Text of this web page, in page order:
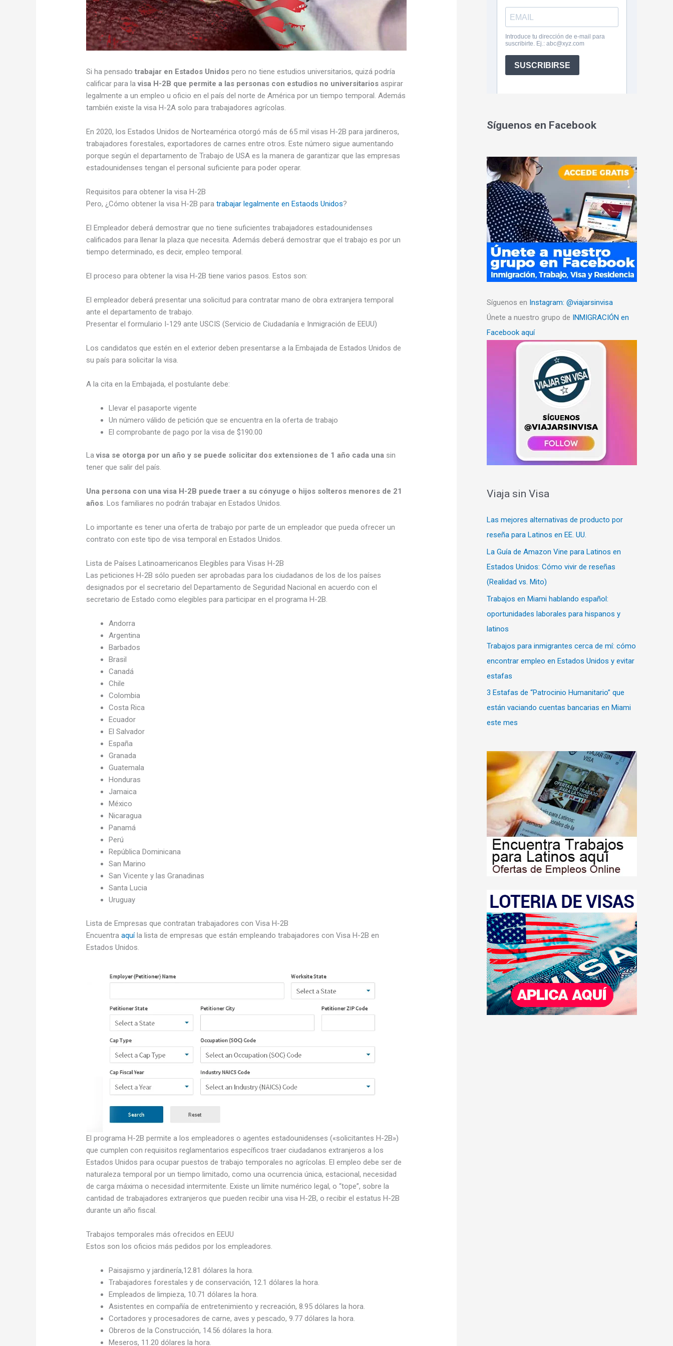
Si ha pensado trabajar en Estados Unidos pero no tiene estudios universitarios, quizá podría
calificar para lavisa H-2B que permite a las personas con estudios no universitarios aspirar
legalmente a un empleo u oficio en el país del norte de América por un tiempo temporal. Además
también existe la visa H-2A solo para trabajadores agrícolas.
En 2020, los Estados Unidos de Norteamérica otorgó más de 65 mil visas H-2B para jardineros,
trabajadores forestales, exportadores de carnes entre otros. Este número sigue aumentando
porque según el departamento de Trabajo de USA es la manera de garantizar que las empresas
estadounidenses tengan el personal suficiente para poder operar.
Requisitos para obtener la visa H-2B
Pero, ¿Cómo obtener la visa H-2B paratrabajar legalmente en Estaods Unidos?
El Empleador deberá demostrar que no tiene suficientes trabajadores estadounidenses
calificados para llenar la plaza que necesita. Además deberá demostrar que el trabajo es por un
tiempo determinado, es decir, empleo temporal.
El proceso para obtener la visa H-2B tiene varios pasos. Estos son:
El empleador deberá presentar una solicitud para contratar mano de obra extranjera temporal
ante el departamento de trabajo.
Presentar el formulario I-129 ante USCIS (Servicio de Ciudadanía e Inmigración de EEUU)
Los candidatos que estén en el exterior deben presentarse a la Embajada de Estados Unidos de
su país para solicitar la visa.
A la cita en la Embajada, el postulante debe:
Llevar el pasaporte vigente
Un número válido de petición que se encuentra en la oferta de trabajo
El comprobante de pago por la visa de $190.00
Lavisa se otorga por un año y se puede solicitar dos extensiones de 1 año cada una sin
tener que salir del país.
Una persona con una visa H-2B puede traer a su cónyuge o hijos solteros menores de 21
años. Los familiares no podrán trabajar en Estados Unidos.
Lo importante es tener una oferta de trabajo por parte de un empleador que pueda ofrecer un
contrato con este tipo de visa temporal en Estados Unidos.
Lista de Países Latinoamericanos Elegibles para Visas H-2B
Las peticiones H-2B sólo pueden ser aprobadas para los ciudadanos de los de los países
designados por el secretario del Departamento de Seguridad Nacional en acuerdo con el
secretario de Estado como elegibles para participar en el programa H-2B.
Andorra
Argentina
Barbados
Brasil
Canadá
Chile
Colombia
Costa Rica
Ecuador
El Salvador
España
Granada
Guatemala
Honduras
Jamaica
México
Nicaragua
Panamá
Perú
República Dominicana
San Marino
San Vicente y las Granadinas
Santa Lucia
Uruguay
Lista de Empresas que contratan trabajadores con Visa H-2B
Encuentraaquíla lista de empresas que están empleando trabajadores con Visa H-2B en
Estados Unidos.
El programa H-2B permite a los empleadores o agentes estadounidenses («solicitantes H-2B»)
que cumplen con requisitos reglamentarios específicos traer ciudadanos extranjeros a los
Estados Unidos para ocupar puestos de trabajo temporales no agrícolas. El empleo debe ser de
naturaleza temporal por un tiempo limitado, como una ocurrencia única, estacional, necesidad
de carga máxima o necesidad intermitente. Existe un límite numérico legal, o “tope”, sobre la
cantidad de trabajadores extranjeros que pueden recibir una visa H-2B, o recibir el estatus H-2B
durante un año fiscal.
Trabajos temporales más ofrecidos en EEUU
Estos son los oficios más pedidos por los empleadores.
Paisajismo y jardinería,12.81 dólares la hora.
Trabajadores forestales y de conservación, 12.1 dólares la hora.
Empleados de limpieza, 10.71 dólares la hora.
Asistentes en compañía de entretenimiento y recreación, 8.95 dólares la hora.
Cortadores y procesadores de carne, aves y pescado, 9.77 dólares la hora.
Obreros de la Construcción, 14.56 dólares la hora.
Meseros, 11.20 dólares la hora.
Síguenos en Facebook
Síguenos en Instagram: @viajarsinvisa
Únete a nuestro grupo de INMIGRACIÓN en
Facebook aquí
Viaja sin Visa
Las mejores alternativas de producto por
reseña para Latinos en EE. UU.
La Guía de Amazon Vine para Latinos en
Estados Unidos: Cómo vivir de reseñas
(Realidad vs. Mito)
Trabajos en Miami hablando español:
oportunidades laborales para hispanos y
latinos
Trabajos para inmigrantes cerca de mí: cómo
encontrar empleo en Estados Unidos y evitar
estafas
3 Estafas de “Patrocinio Humanitario” que
están vaciando cuentas bancarias en Miami
este mes